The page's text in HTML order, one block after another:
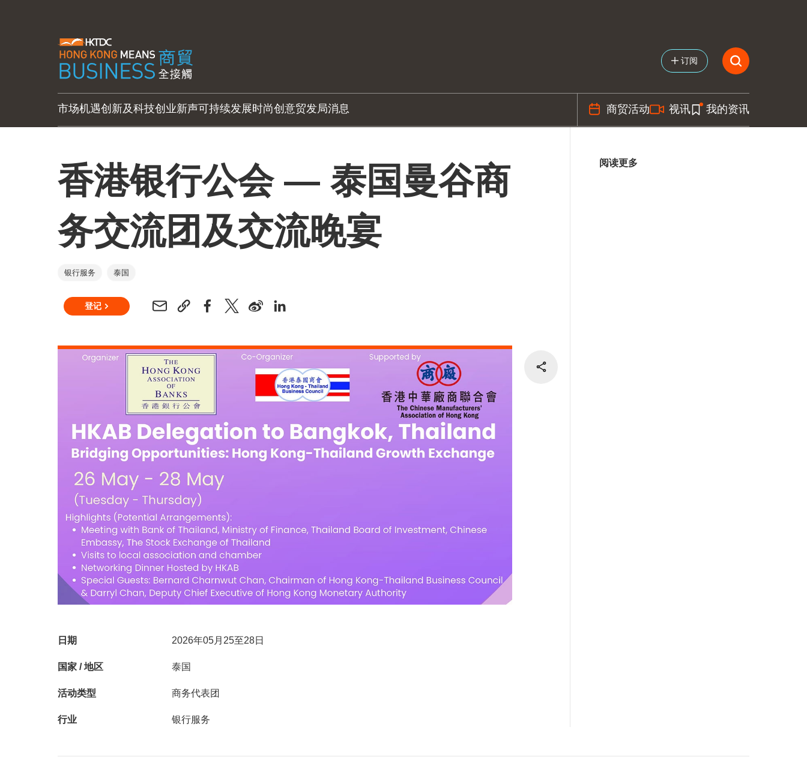
订阅
市场机遇创新及科技创业新声可持续发展时尚创意贸发局消息 商贸活动 视讯 我的资讯
香港银行公会 — 泰国曼谷商
务交流团及交流晚宴
银行服务 泰国
登记
日期 2026年05月25至28日
国家 / 地区 泰国
活动类型 商务代表团
行业 银行服务
阅读更多